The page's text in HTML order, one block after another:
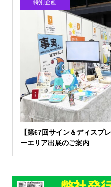
特別企画
【第67回サイン＆ディスプ
ーエリア出展のご案内